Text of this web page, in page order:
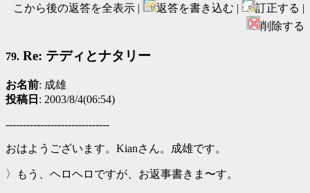
こから後の返答を全表示 |
返答を書き込む |
訂正する |
削除する
79. Re: テディとナタリー
お名前: 成雄
投稿日 : 2003/8/4(06:54)
------------------------------
おはようございます。Kianさん。成雄です。
〉もう、ヘロヘロですが、お返事書きま〜す。